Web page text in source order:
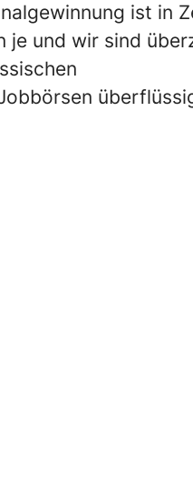
ist in
je und wir sind